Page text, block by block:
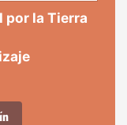
por la Tierra